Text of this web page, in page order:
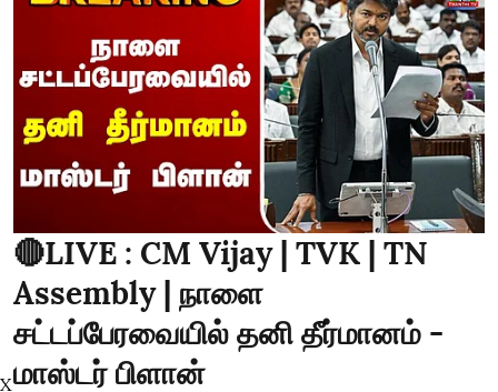
🔴LIVE : CM Vijay | TVK | TN
Assembly | நாளை
சட்டப்பேரவையில் தனி தீர்மானம் -
மாஸ்டர் பிளான்
X